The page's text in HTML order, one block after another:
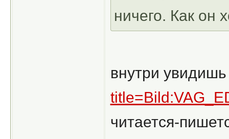
ничего. Как он
внутри
читается-